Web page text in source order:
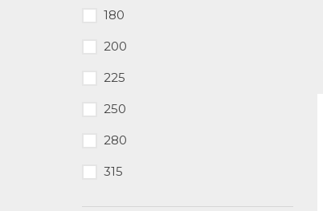
180
200
225
250
280
315